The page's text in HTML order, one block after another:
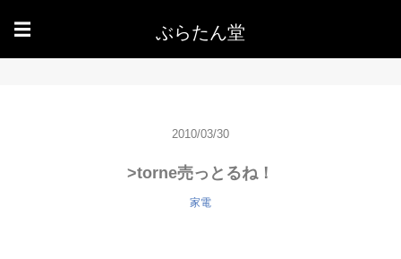
☰ ぶらたん堂
2010/03/30
>torne売っとるね！
家電